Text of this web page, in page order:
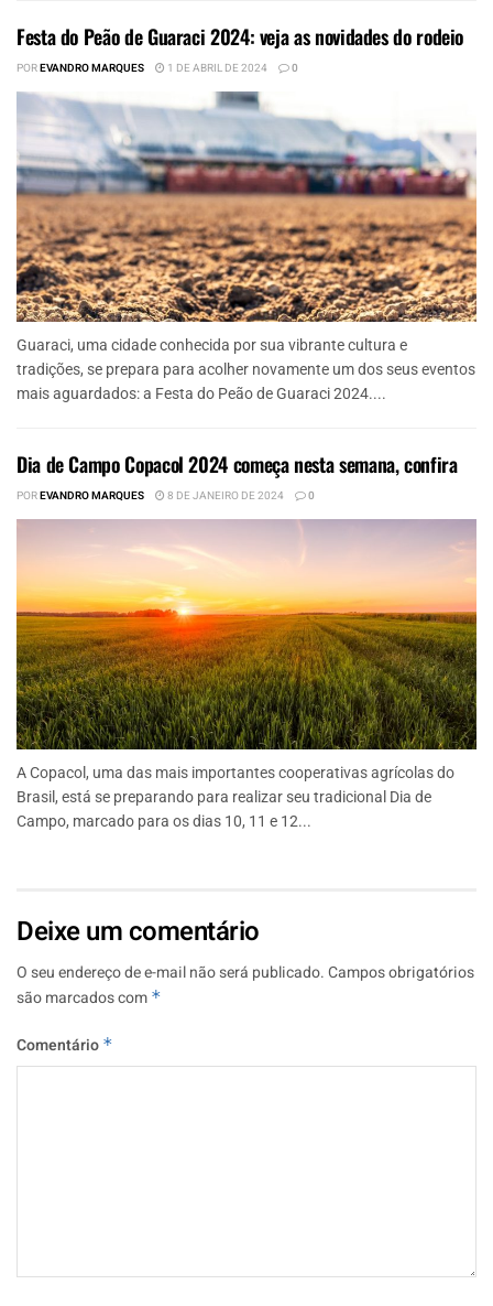
Festa do Peão de Guaraci 2024: veja as novidades do rodeio
POREVANDRO MARQUES 1 DE ABRIL DE 2024 0
Guaraci, uma cidade conhecida por sua vibrante cultura e
tradições, se prepara para acolher novamente um dos seus eventos
mais aguardados: a Festa do Peão de Guaraci 2024....
Dia de Campo Copacol 2024 começa nesta semana, confira
POREVANDRO MARQUES 8 DE JANEIRO DE 2024 0
A Copacol, uma das mais importantes cooperativas agrícolas do
Brasil, está se preparando para realizar seu tradicional Dia de
Campo, marcado para os dias 10, 11 e 12...
Deixe um comentário
O seu endereço de e-mail não será publicado.Campos obrigatórios
são marcados com *
Comentário *